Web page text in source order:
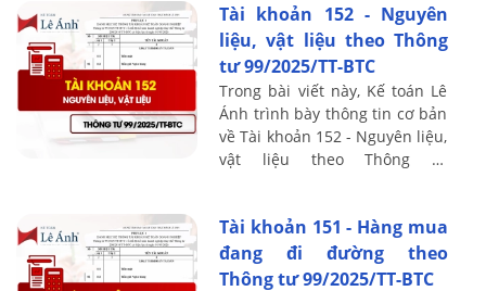
nội dung phản ...
Tài khoản 152 - Nguyên
liệu, vật liệu theo Thông
tư 99/2025/TT-BTC
Trong bài viết này, Kế toán Lê
Ánh trình bày thông tin cơ bản
về Tài khoản 152 - Nguyên liệu,
vật liệu theo Thông tư
nội dung ...
Tài khoản 151 - Hàng mua
đang đi đường theo
Thông tư 99/2025/TT-BTC